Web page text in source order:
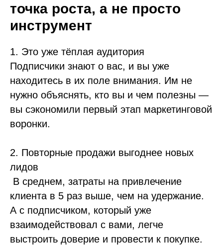
точка роста, а не просто
инструмент
1. Это уже тёплая аудитория
Подписчики знают о вас, и вы уже
находитесь в их поле внимания. Им не
нужно объяснять, кто вы и чем полезны —
вы сэкономили первый этап маркетинговой
воронки.
2. Повторные продажи выгоднее новых
лидов
В среднем, затраты на привлечение
клиента в 5 раз выше, чем на удержание.
А с подписчиком, который уже
взаимодействовал с вами, легче
выстроить доверие и провести к покупке.